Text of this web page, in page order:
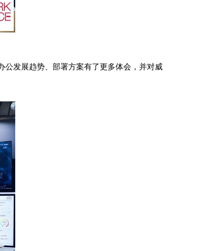
公发展趋势、部署方案有了更多体会，并对威